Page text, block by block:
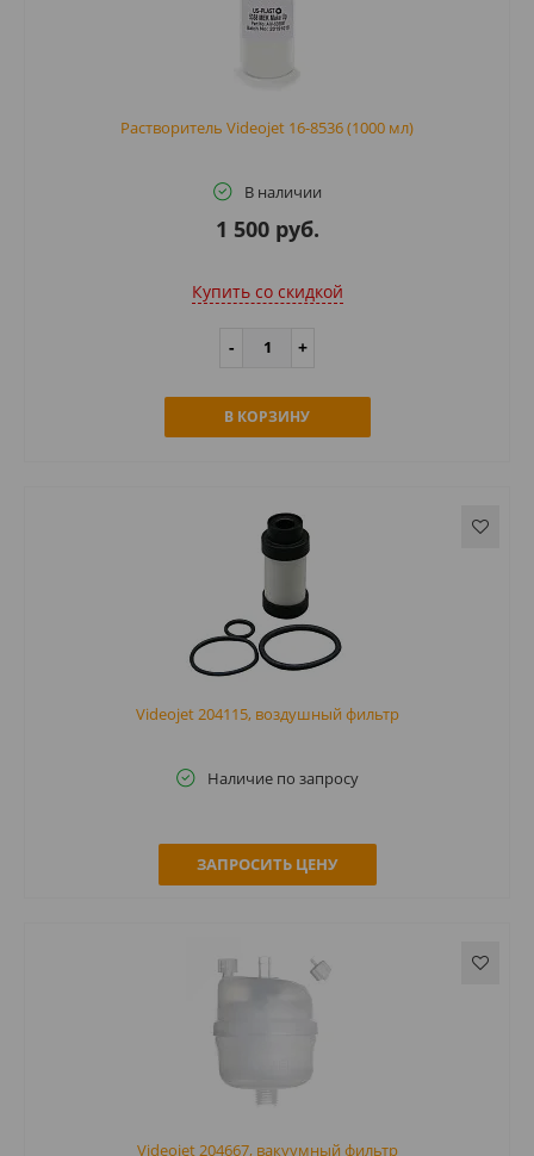
Растворитель Videojet 16-8536 (1000 мл)
В наличии
1 500 руб.
Купить cо скидкой
В КОРЗИНУ
Videojet 204115, воздушный фильтр
Наличие по запросу
ЗАПРОСИТЬ ЦЕНУ
Videojet 204667, вакуумный фильтр